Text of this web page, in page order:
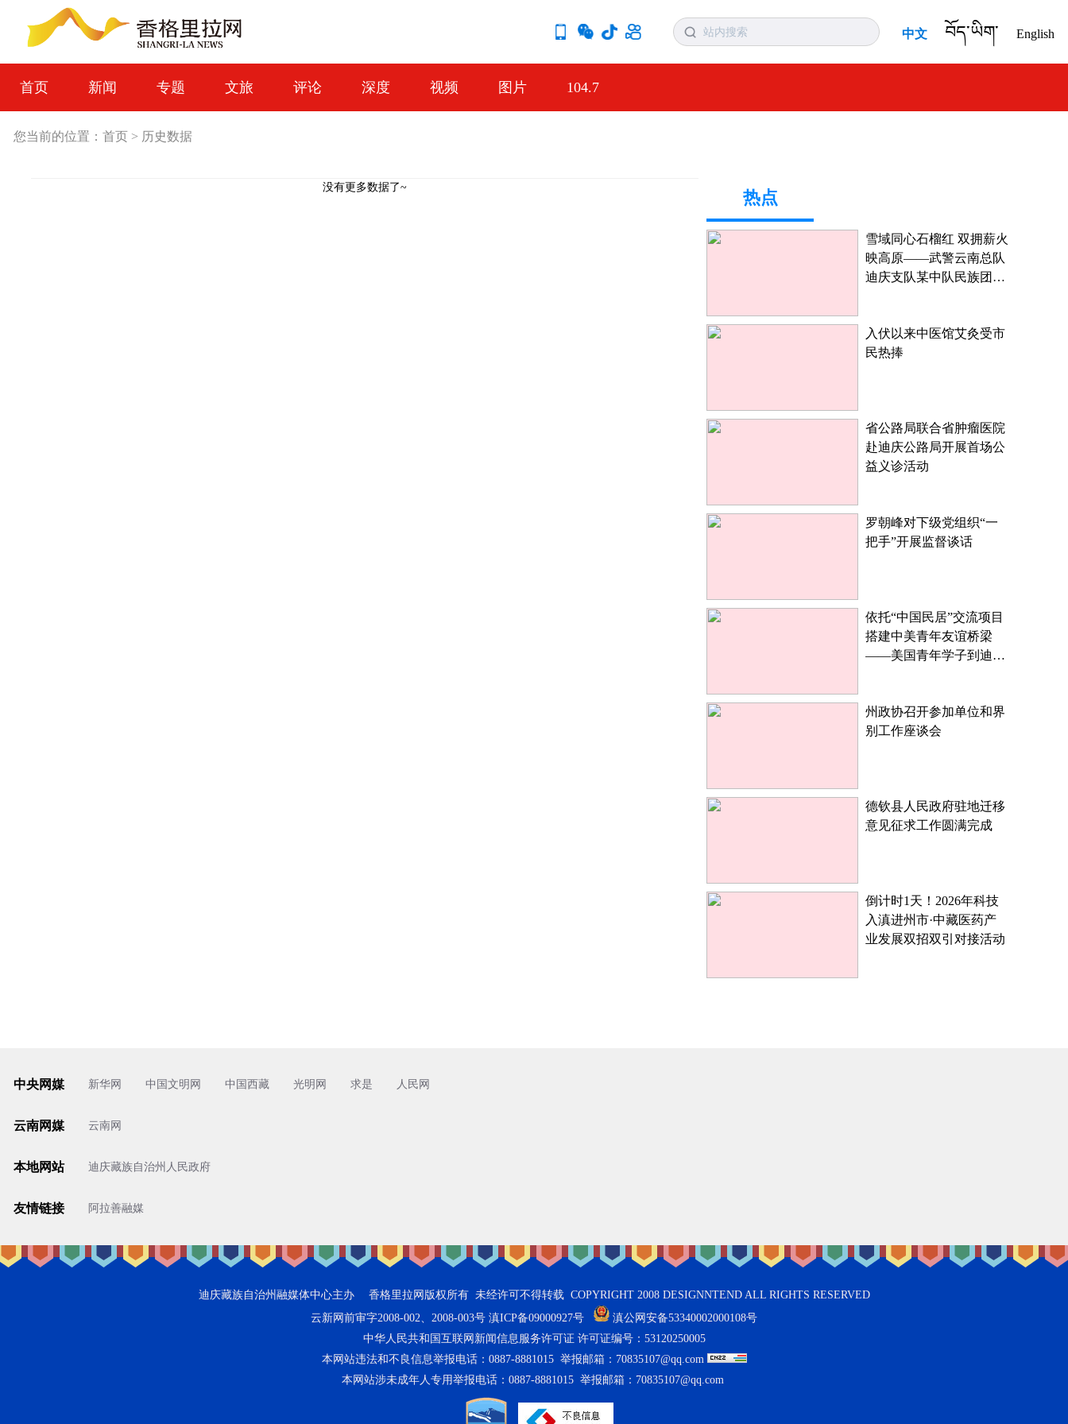
中文 བོད་ཡིག་ English
首页 新闻 专题 文旅 评论 深度 视频 图片 104.7
您当前的位置： 首页 > 历史数据
没有更多数据了~
热点
雪域同心石榴红 双拥薪火
映高原——武警云南总队
迪庆支队某中队民族团结
入伏以来中医馆艾灸受市
民热捧
省公路局联合省肿瘤医院
赴迪庆公路局开展首场公
益义诊活动
罗朝峰对下级党组织“一
把手”开展监督谈话
依托“中国民居”交流项目
搭建中美青年友谊桥梁
——美国青年学子到迪庆
州政协召开参加单位和界
别工作座谈会
德钦县人民政府驻地迁移
意见征求工作圆满完成
倒计时1天！2026年科技
入滇进州市·中藏医药产
业发展双招双引对接活动
中央网媒 新华网 中国文明网 中国西藏 光明网 求是 人民网
云南网媒 云南网
本地网站 迪庆藏族自治州人民政府
友情链接 阿拉善融媒
迪庆藏族自治州融媒体中心主办 香格里拉网版权所有 未经许可不得转载 COPYRIGHT 2008 DESIGNNTEND ALL RIGHTS RESERVED
云新网前审字2008-002、2008-003号 滇ICP备09000927号
滇公网安备53340002000108号
中华人民共和国互联网新闻信息服务许可证 许可证编号：53120250005
本网站违法和不良信息举报电话：0887-8881015 举报邮箱：70835107@qq.com
本网站涉未成年人专用举报电话：0887-8881015 举报邮箱：70835107@qq.com